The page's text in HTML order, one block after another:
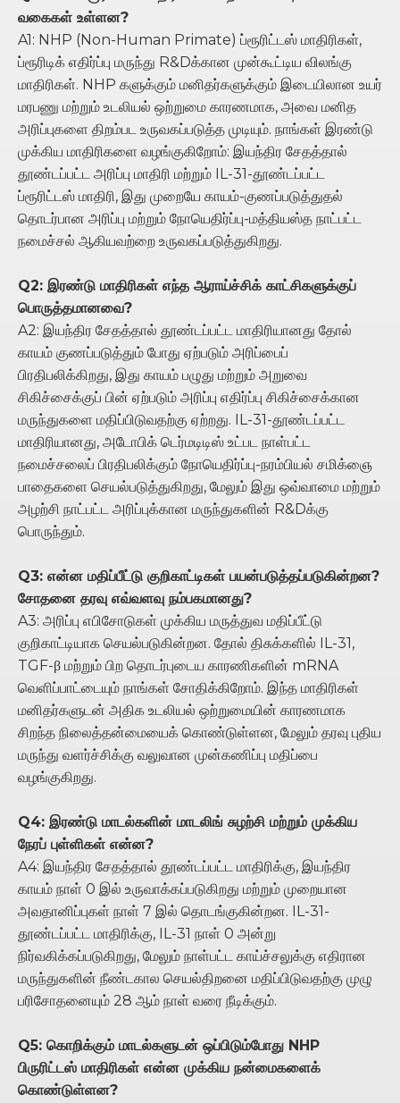
வகைகள் உள்ளன?
A1: NHP (Non-Human Primate) ப்ரூரிட்டஸ் மாதிரிகள்,
ப்ரூரிடிக் எதிர்ப்பு மருந்து R&Dக்கான முன்கூட்டிய விலங்கு
மாதிரிகள். NHP களுக்கும் மனிதர்களுக்கும் இடையிலான உயர்
மரபணு மற்றும் உடலியல் ஒற்றுமை காரணமாக, அவை மனித
அரிப்புகளை திறம்பட உருவகப்படுத்த முடியும். நாங்கள் இரண்டு
முக்கிய மாதிரிகளை வழங்குகிறோம்: இயந்திர சேதத்தால்
தூண்டப்பட்ட அரிப்பு மாதிரி மற்றும் IL-31-தூண்டப்பட்ட
ப்ரூரிட்டஸ் மாதிரி, இது முறையே காயம்-குணப்படுத்துதல்
தொடர்பான அரிப்பு மற்றும் நோயெதிர்ப்பு-மத்தியஸ்த நாட்பட்ட
நமைச்சல் ஆகியவற்றை உருவகப்படுத்துகிறது.
Q2: இரண்டு மாதிரிகள் எந்த ஆராய்ச்சிக் காட்சிகளுக்குப்
பொருத்தமானவை?
A2: இயந்திர சேதத்தால் தூண்டப்பட்ட மாதிரியானது தோல்
காயம் குணப்படுத்தும் போது ஏற்படும் அரிப்பைப்
பிரதிபலிக்கிறது, இது காயம் பழுது மற்றும் அறுவை
சிகிச்சைக்குப் பின் ஏற்படும் அரிப்பு எதிர்ப்பு சிகிச்சைக்கான
மருந்துகளை மதிப்பிடுவதற்கு ஏற்றது. IL-31-தூண்டப்பட்ட
மாதிரியானது, அடோபிக் டெர்மடிடிஸ் உட்பட நாள்பட்ட
நமைச்சலைப் பிரதிபலிக்கும் நோயெதிர்ப்பு-நரம்பியல் சமிக்ஞை
பாதைகளை செயல்படுத்துகிறது, மேலும் இது ஒவ்வாமை மற்றும்
அழற்சி நாட்பட்ட அரிப்புக்கான மருந்துகளின் R&Dக்கு
பொருந்தும்.
Q3: என்ன மதிப்பீட்டு குறிகாட்டிகள் பயன்படுத்தப்படுகின்றன?
சோதனை தரவு எவ்வளவு நம்பகமானது?
A3: அரிப்பு எபிசோடுகள் முக்கிய மருத்துவ மதிப்பீட்டு
குறிகாட்டியாக செயல்படுகின்றன. தோல் திசுக்களில் IL-31,
TGF-β மற்றும் பிற தொடர்புடைய காரணிகளின் mRNA
வெளிப்பாட்டையும் நாங்கள் சோதிக்கிறோம். இந்த மாதிரிகள்
மனிதர்களுடன் அதிக உடலியல் ஒற்றுமையின் காரணமாக
சிறந்த நிலைத்தன்மையைக் கொண்டுள்ளன, மேலும் தரவு புதிய
மருந்து வளர்ச்சிக்கு வலுவான முன்கணிப்பு மதிப்பை
வழங்குகிறது.
Q4: இரண்டு மாடல்களின் மாடலிங் சுழற்சி மற்றும் முக்கிய
நேரப் புள்ளிகள் என்ன?
A4: இயந்திர சேதத்தால் தூண்டப்பட்ட மாதிரிக்கு, இயந்திர
காயம் நாள் 0 இல் உருவாக்கப்படுகிறது மற்றும் முறையான
அவதானிப்புகள் நாள் 7 இல் தொடங்குகின்றன. IL-31-
தூண்டப்பட்ட மாதிரிக்கு, IL-31 நாள் 0 அன்று
நிர்வகிக்கப்படுகிறது, மேலும் நாள்பட்ட காய்ச்சலுக்கு எதிரான
மருந்துகளின் நீண்டகால செயல்திறனை மதிப்பிடுவதற்கு முழு
பரிசோதனையும் 28 ஆம் நாள் வரை நீடிக்கும்.
Q5: கொறிக்கும் மாடல்களுடன் ஒப்பிடும்போது NHP
பிருரிட்டஸ் மாதிரிகள் என்ன முக்கிய நன்மைகளைக்
கொண்டுள்ளன?